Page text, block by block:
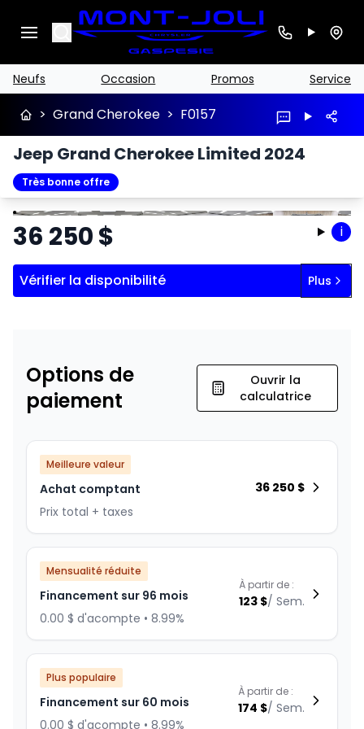
Search
Neufs Occasion Promos Service
> Grand Cherokee > F0157
Jeep Grand Cherokee Limited 2024
Très bonne offre
ArrêterPrécédent
Suivant
36 250$ i
Vérifier la disponibilité Plus
Options de
paiement
Ouvrir la
calculatrice
Meilleure valeur
Achat comptant
Prix total + taxes
36 250 $
Mensualité réduite
Financement sur 96 mois
0.00 $ d'acompte • 8.99%
À partir de :
123 $/ Sem.
Plus populaire
Financement sur 60 mois
0.00 $ d'acompte • 8.99%
À partir de :
174 $/ Sem.